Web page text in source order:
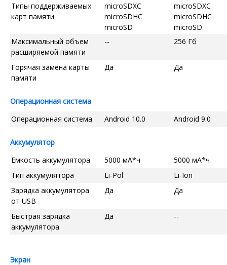
Типы поддерживаемых
карт памяти
microSDXC
microSDHC
microSD
microSDXC
microSDHC
microSD
Максимальный объем
расширяемой памяти
-- 256 Гб
Горячая замена карты
памяти
Да Да
Операционная система
Операционная система
Android 10.0 Android 9.0
Аккумулятор
Емкость аккумулятора
5000 мА*ч
5000 мА*ч
Тип аккумулятора
Li-Pol
Li-Ion
Зарядка аккумулятора
от USB
Да Да
Быстрая зарядка
аккумулятора
Да --
Экран